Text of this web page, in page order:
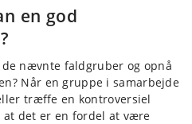
en god
nævnte faldgruber og opnå
Når en gruppe i samarbejde
træffe en kontroversiel
det er en fordel at være